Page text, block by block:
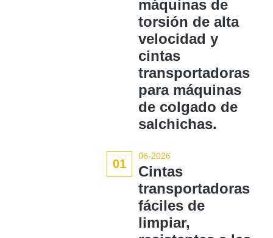
máquinas de
torsión de alta
velocidad y
cintas
transportadoras
para máquinas
de colgado de
salchichas.
01
06-2026
Cintas
transportadoras
fáciles de
limpiar,